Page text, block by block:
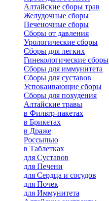
Алтайские сборы трав
Желудочные сборы
Печеночные сборы
Сборы от давления
Урологические сборы
Сборы для легких
Гинекологические сборы
Сборы для иммунитета
Сборы для суставов
Успокаивающие сборы
Сборы для похудения
Алтайские травы
в Фильтр-пакетах
в Брикетах
в Драже
Россыпью
в Таблетках
для Cуставов
для Печени
для Сердца и сосудов
для Почек
для Иммунитета